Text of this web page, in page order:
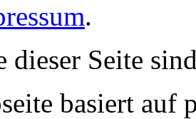
.
dieser Seite
basiert auf